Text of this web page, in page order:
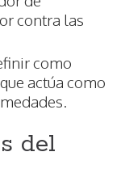
contra las
como
actúa como
del